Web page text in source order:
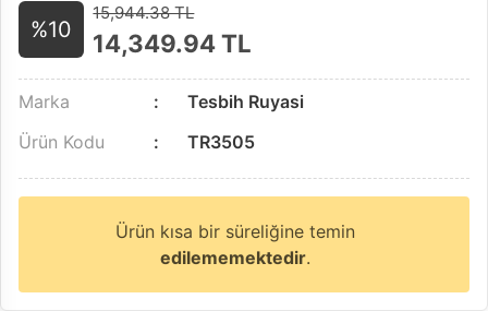
%10
15,944.38 TL
14,349.94TL
Marka
Tesbih Ruyasi
Ürün Kodu
TR3505
Ürün kısa bir süreliğine temin
edilememektedir.